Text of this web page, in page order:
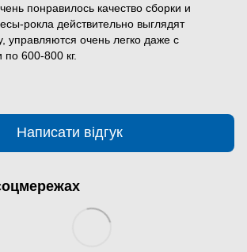
понравилось качество сборки и
рокла действительно выглядят
управляются очень легко даже с
600-800 кг.
Написати відгук